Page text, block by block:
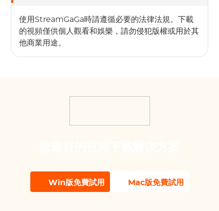
使用StreamGaGa時請遵循必要的法律法規。下載
的視頻僅供個人觀看和娛樂，請勿侵犯版權或用於其
他商業用途。
Win版免費試用 Mac版免費試用